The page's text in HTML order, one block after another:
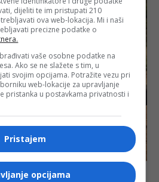
dijeliti te im pristupati 210
ova web-lokacija. Mi i naši
precizne podatke o
vaše osobne podatke na
Ako se ne slažete s tim, u
svojim opcijama. Potražite vezu pri
web-lokacije za upravljanje
pristanka u postavkama privatnosti i
Pristajem
opcijama